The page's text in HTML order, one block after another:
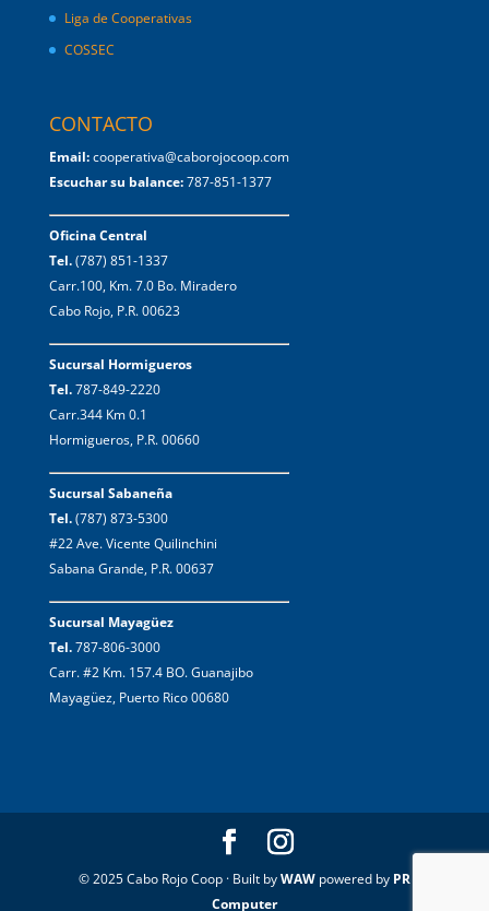
Liga de Cooperativas
COSSEC
CONTACTO
Email:cooperativa@caborojocoop.com
Escuchar su balance:787-851-1377
Oficina Central
Tel.(787) 851-1337
Carr.100, Km. 7.0 Bo. Miradero
Cabo Rojo, P.R. 00623
Sucursal Hormigueros
Tel.787-849-2220
Carr.344 Km 0.1
Hormigueros, P.R. 00660
Sucursal Sabaneña
Tel.(787) 873-5300
#22 Ave. Vicente Quilinchini
Sabana Grande, P.R. 00637
Sucursal Mayagüez
Tel.787-806-3000
Carr. #2 Km. 157.4 BO. Guanajibo
Mayagüez, Puerto Rico 00680
© 2025 Cabo Rojo Coop · Built byWAWpowered by PR
Computer